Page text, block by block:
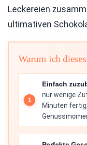
Leckereien
ultimativen
Warum ich
Einfach
nur wenige
Minuten